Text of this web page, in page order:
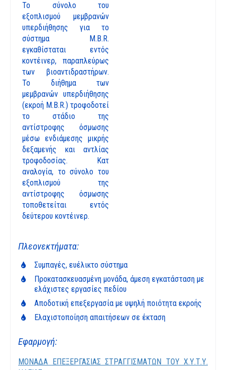
Το σύνολο του
εξοπλισμού μεμβρανών
υπερδιήθησης για το
σύστημα M.B.R.
εγκαθίσταται εντός
κοντέινερ, παραπλεύρως
των βιοαντιδραστήρων.
Το διήθημα των
μεμβρανών υπερδιήθησης
(εκροή M.B.R.) τροφοδοτεί
το στάδιο της
αντίστροφης όσμωσης
μέσω ενδιάμεσης μικρής
δεξαμενής και αντλίας
τροφοδοσίας. Κατ
αναλογία, το σύνολο του
εξοπλισμού της
αντίστροφης όσμωσης
τοποθετείται εντός
δεύτερου κοντέινερ.
Πλεονεκτήματα:
Συμπαγές, ευέλικτο σύστημα
Προκατασκευασμένη μονάδα, άμεση εγκατάσταση με
ελάχιστες εργασίες πεδίου
Αποδοτική επεξεργασία με υψηλή ποιότητα εκροής
Ελαχιστοποίηση απαιτήσεων σε έκταση
Εφαρμογή:
ΜΟΝΑΔΑ ΕΠΕΞΕΡΓΑΣΙΑΣ ΣΤΡΑΓΓΙΣΜΑΤΩΝ ΤΟΥ Χ.Υ.Τ.Υ.